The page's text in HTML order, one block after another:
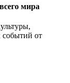
мира
от